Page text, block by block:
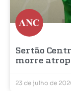
Sertão
morre
23 de julho de